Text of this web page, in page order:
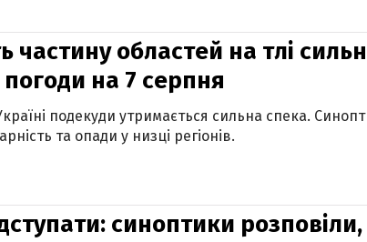
частину областей на тлі
на 7 серпня
подекуди утримається сильна спека.
та опади у низці регіонів.
синоптики розповіли,